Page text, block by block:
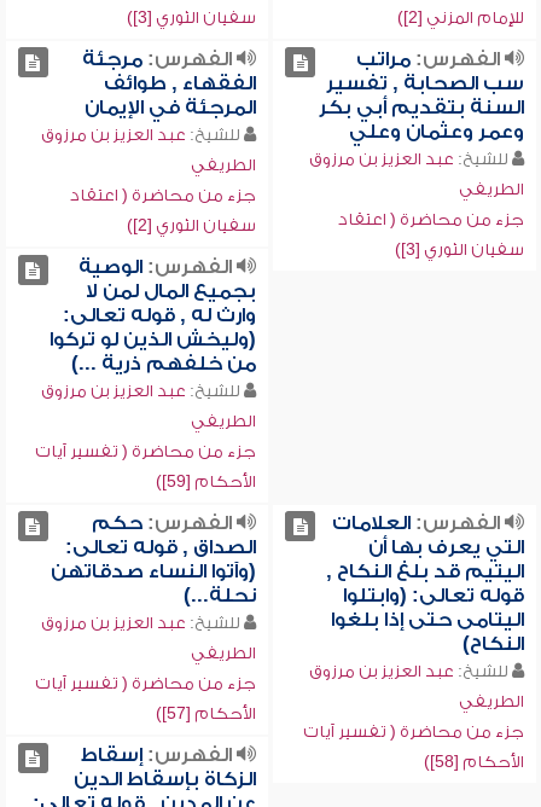
للإمام المزني [2])
سفيان الثوري [3])
الفهرس:مراتب
سب الصحابة , تفسير
السنة بتقديم أبي بكر
وعمر وعثمان وعلي
للشيخ: عبد العزيز بن مرزوق
الطريفي
جزء من محاضرة ( اعتقاد
سفيان الثوري [3])
الفهرس:مرجئة
الفقهاء , طوائف
المرجئة في الإيمان
للشيخ: عبد العزيز بن مرزوق
الطريفي
جزء من محاضرة ( اعتقاد
سفيان الثوري [2])
الفهرس:الوصية
بجميع المال لمن لا
وارث له , قوله تعالى:
(وليخش الذين لو تركوا
من خلفهم ذرية ...)
للشيخ: عبد العزيز بن مرزوق
الطريفي
جزء من محاضرة ( تفسير آيات
الأحكام [59])
الفهرس:العلامات
التي يعرف بها أن
اليتيم قد بلغ النكاح ,
قوله تعالى: (وابتلوا
اليتامى حتى إذا بلغوا
النكاح)
للشيخ: عبد العزيز بن مرزوق
الطريفي
جزء من محاضرة ( تفسير آيات
الأحكام [58])
الفهرس:حكم
الصداق , قوله تعالى:
(وآتوا النساء صدقاتهن
نحلة...)
للشيخ: عبد العزيز بن مرزوق
الطريفي
جزء من محاضرة ( تفسير آيات
الأحكام [57])
الفهرس:إسقاط
الزكاة بإسقاط الدين